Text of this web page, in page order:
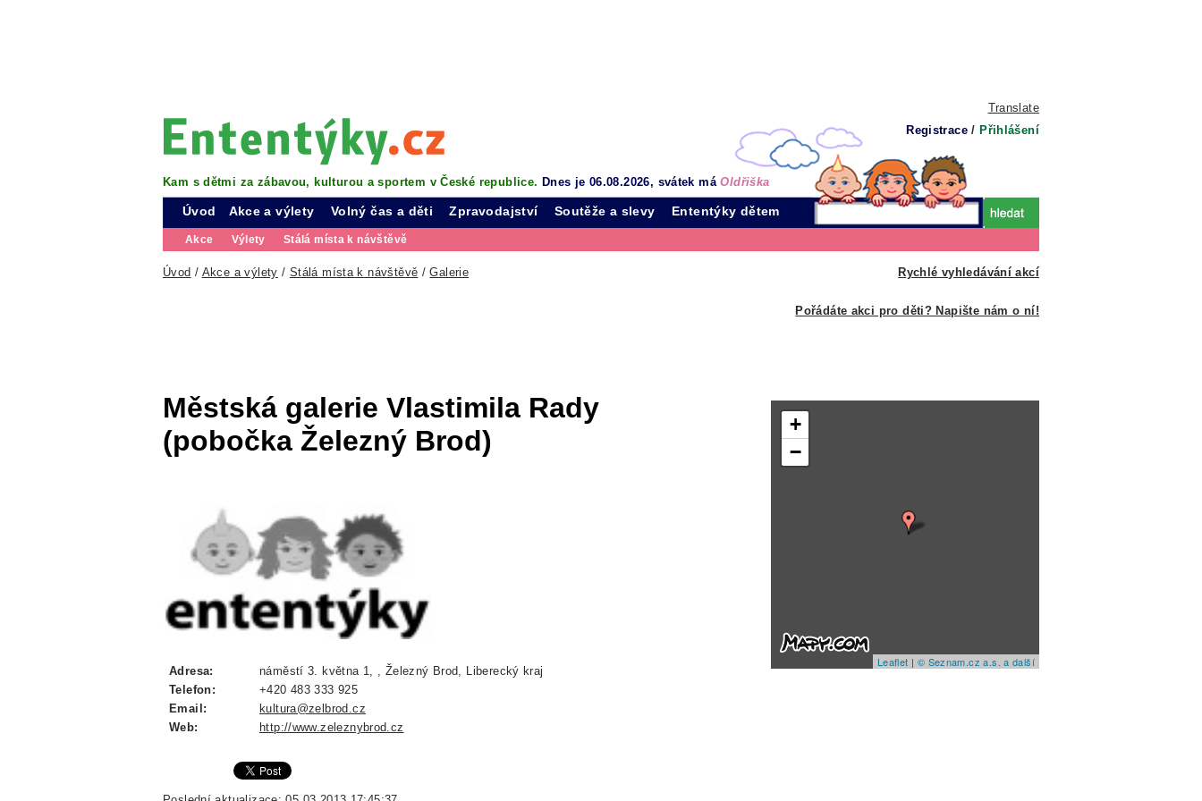
Translate
Registrace / Přihlášení
Kam s dětmi za zábavou, kulturou a sportem v České republice. Dnes je 06.08.2026, svátek máOldřiška
Úvod Akce a výlety
Akce Výlety Stálá místa k návštěvě
Volný čas a děti Zpravodajství Soutěže a slevy Ententýky dětem
Rychlé vyhledávání akcí
Úvod / Akce a výlety / Stálá místa k návštěvě /Galerie
Pořádáte akci pro děti? Napište nám o ní!
Městská galerie Vlastimila Rady
(pobočka Železný Brod)
Adresa:
náměstí 3. května 1, , Železný Brod, Liberecký kraj
Telefon:
+420 483 333 925
Email:
kultura@zelbrod.cz
Web:
http://www.zeleznybrod.cz
+
−
Leaflet | © Seznam.cz a.s. a další